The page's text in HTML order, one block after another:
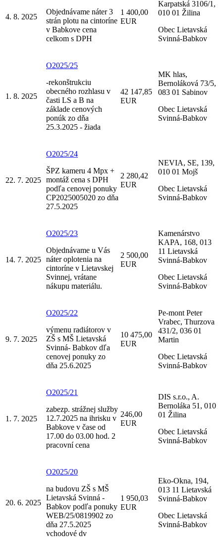
4. 8. 2025
Objednávame náter 3
strán plotu na cintoríne
v Babkove cena
celkom s DPH
1 400,00
EUR
Karpatská 3106/1,
010 01 Žilina
Obec Lietavská
Svinná-Babkov
1. 8. 2025
O2025/25
-rekonštrukciu
obecného rozhlasu v
časti LS a B na
základe cenových
ponúk zo dňa
25.3.2025 - žiada
42 147,85
EUR
MK hlas,
Bernoláková 73/5,
083 01 Sabinov
Obec Lietavská
Svinná-Babkov
22. 7. 2025
O2025/24
ŠPZ kameru 4 Mpx +
montáž cena s DPH
podľa cenovej ponuky
CP2025005020 zo dňa
27.5.2025
2 280,42
EUR
NEVIA, SE, 139,
010 01 Mojš
Obec Lietavská
Svinná-Babkov
14. 7. 2025
O2025/23
Objednávame u Vás
náter oplotenia na
cintoríne v Lietavskej
Svinnej, vrátane
nákupu materiálu.
2 500,00
EUR
Kamenárstvo
KAPA, 168, 013
11 Lietavská
Svinná-Babkov
Obec Lietavská
Svinná-Babkov
9. 7. 2025
O2025/22
výmenu radiátorov v
ZŠ s MŠ Lietavská
Svinná- Babkov dľa
cenovej ponuky zo
dňa 25.6.2025
10 475,00
EUR
Pe-mont Peter
Vrabec, Thurzova
431/2, 036 01
Martin
Obec Lietavská
Svinná-Babkov
1. 7. 2025
O2025/21
zabezp. strážnej služby
12.7.2025 na ihrisku v
Babkove v čase od
17.00 do 03.00 hod. 2
pracovní cena
246,00
EUR
DIS s.r.o., A.
Bernoláka 51, 010
01 Žilina
Obec Lietavská
Svinná-Babkov
20. 6. 2025
O2025/20
na budovu ZŠ s MŠ
Lietavská Svinná -
Babkov podľa ponuky
WEB/25/0819902 zo
dňa 27.5.2025
vchodové dv
1 950,03
EUR
Eko-Okna, 194,
013 11 Lietavská
Svinná-Babkov
Obec Lietavská
Svinná-Babkov